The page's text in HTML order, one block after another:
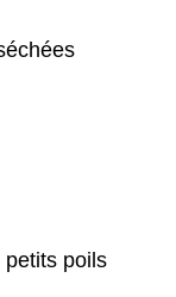
petits poils